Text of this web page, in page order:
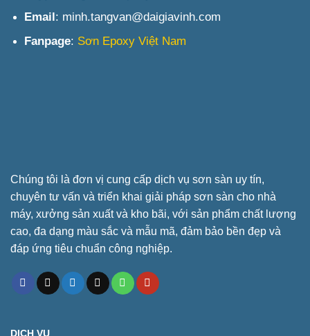
Chúng tôi là đơn vị cung cấp dịch vụ sơn sàn uy tín,
chuyên tư vấn và triển khai giải pháp sơn sàn cho nhà
máy, xưởng sản xuất và kho bãi, với sản phẩm chất lượng
cao, đa dạng màu sắc và mẫu mã, đảm bảo bền đẹp và
đáp ứng tiêu chuẩn công nghiệp.
Email: minh.tangvan@daigiavinh.com
Fanpage: Sơn Epoxy Việt Nam
DỊCH VỤ